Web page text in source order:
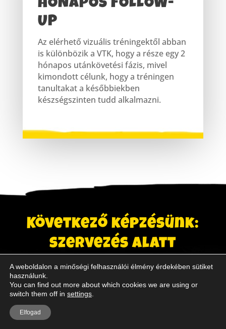
HÓNAPOS FOLLOW-
UP
Az elérhető vizuális tréningektől abban
is különbözik a VTK, hogy a része egy 2
hónapos utánkövetési fázis, mivel
kimondott célunk, hogy a tréningen
tanultakat a későbbiekben
készségszinten tudd alkalmazni.
Következő képzésünk:
szervezés alatt
REGISZTRÁLJ A
KÉPZÉSRE!
A weboldalon a minőségi felhasználói élmény érdekében sütiket
használunk.
You can find out more about which cookies we are using or
switch them off in settings
Elfogad